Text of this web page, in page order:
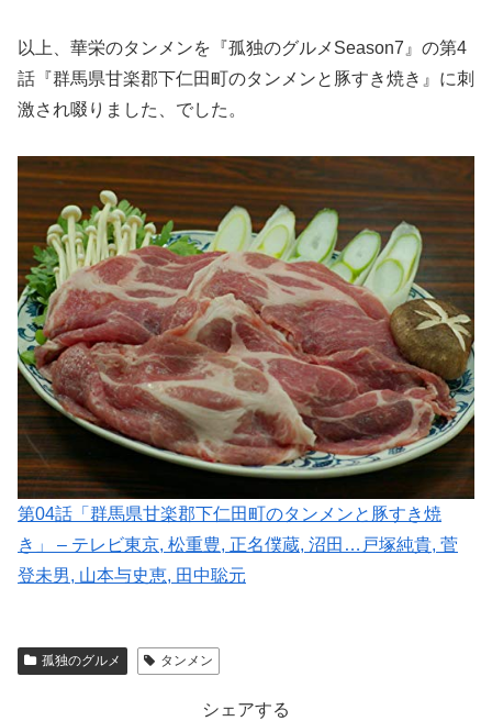
以上、華栄のタンメンを『孤独のグルメSeason7』の第4
話『群馬県甘楽郡下仁田町のタンメンと豚すき焼き』に刺
激され啜りました、でした。
第04話「群馬県甘楽郡下仁田町のタンメンと豚すき焼
き」 – テレビ東京, 松重豊, 正名僕蔵, 沼田…戸塚純貴, 菅
登未男, 山本与史恵, 田中聡元
孤独のグルメ タンメン
シェアする